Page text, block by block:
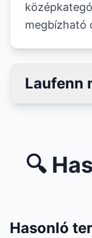
megbízható
Laufenn
🔍
Hasonló